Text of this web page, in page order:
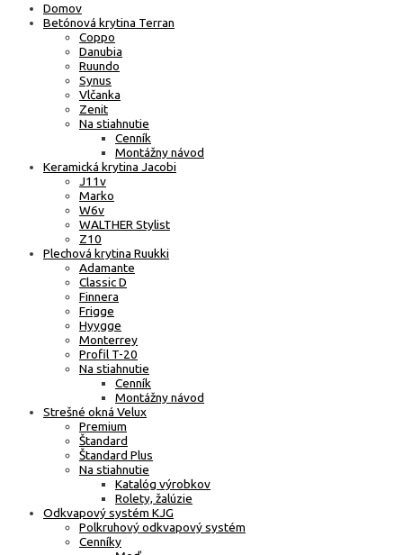
Domov
Betónová krytina Terran
Coppo
Danubia
Ruundo
Synus
Vlčanka
Zenit
Na stiahnutie
Cenník
Montážny návod
Keramická krytina Jacobi
J11v
Marko
W6v
WALTHER Stylist
Z10
Plechová krytina Ruukki
Adamante
Classic D
Finnera
Frigge
Hyygge
Monterrey
Profil T-20
Na stiahnutie
Cenník
Montážny návod
Strešné okná Velux
Premium
Štandard
Štandard Plus
Na stiahnutie
Katalóg výrobkov
Rolety, žalúzie
Odkvapový systém KJG
Polkruhový odkvapový systém
Cenníky